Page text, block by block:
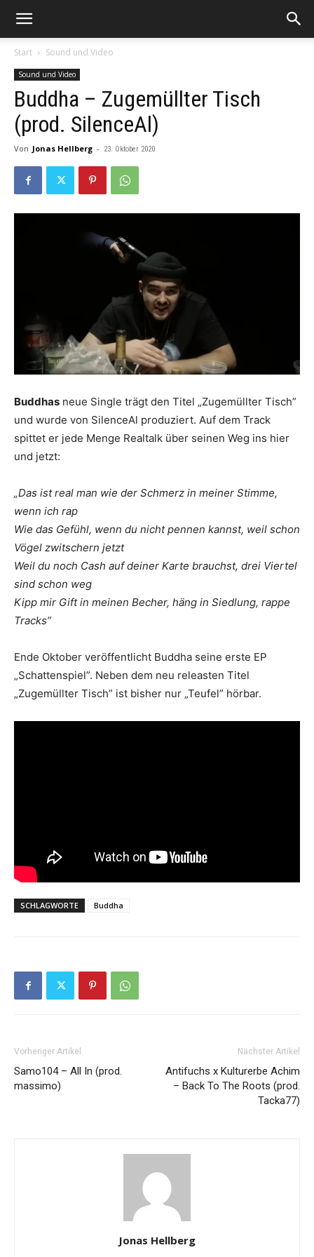
Start Sound und Video
Sound und Video
Buddha – Zugemüllter Tisch
(prod. SilenceAl)
Von Jonas Hellberg - 23. Oktober 2020
Buddhas neue Single trägt den Titel „Zugemüllter Tisch”
und wurde von SilenceAl produziert. Auf dem Track
spittet er jede Menge Realtalk über seinen Weg ins hier
und jetzt:
„Das ist real man wie der Schmerz in meiner Stimme,
wenn ich rap
Wiе das Gefühl, wenn du nicht pennen kannst, wеil schon
Vögel zwitschern jetzt
Weil du noch Cash auf deiner Karte brauchst, drei Viertel
sind schon weg
Kipp mir Gift in meinen Becher, häng in Siedlung, rappe
Tracks”
Ende Oktober veröffentlicht Buddha seine erste EP
„Schattenspiel”. Neben dem neu releasten Titel
„Zugemüllter Tisch” ist bisher nur „Teufel” hörbar.
SCHLAGWORTE Buddha
Vorheriger Artikel
Samo104 – All In (prod.
massimo)
Nächster Artikel
Antifuchs x Kulturerbe Achim
– Back To The Roots (prod.
Tacka77)
Jonas Hellberg